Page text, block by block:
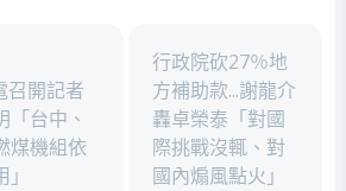
召開記者
「台中、
煤機組依
行政院砍27％地
方補助款...謝龍介
轟卓榮泰「對國
際挑戰沒輒、對
國內煽風點火」